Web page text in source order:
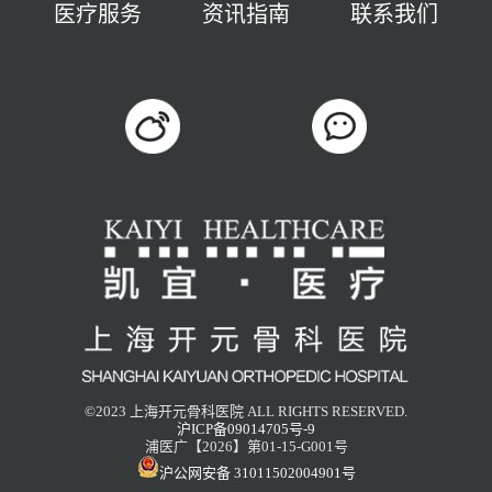
医疗服务 资讯指南 联系我们
©2023 上海开元骨科医院 ALL RIGHTS RESERVED.
沪ICP备09014705号-9
浦医广【2026】第01-15-G001号
沪公网安备 31011502004901号